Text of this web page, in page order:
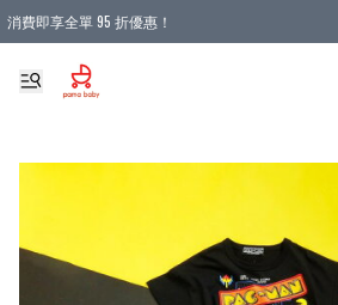
消費即享全單 95 折優惠！
購物滿 HKD 900.00即享免運費優惠！（適用於 本地